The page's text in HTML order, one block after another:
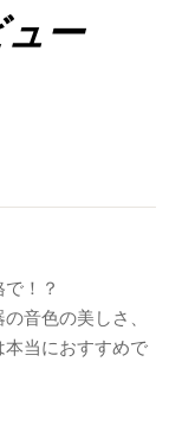
ー
！？
音色の美しさ、
当におすすめで